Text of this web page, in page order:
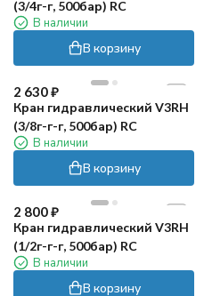
(3/4г-г, 500бар) RC
В наличии
В корзину
2 630₽
Кран гидравлический V3RH
(3/8г-г-г, 500бар) RC
В наличии
В корзину
2 800₽
Кран гидравлический V3RH
(1/2г-г-г, 500бар) RC
В наличии
В корзину